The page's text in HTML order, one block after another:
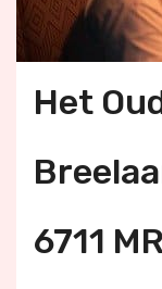
Het
6711